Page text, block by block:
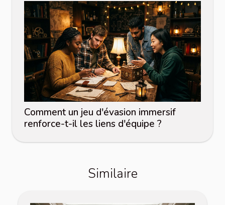
Comment un jeu d'évasion immersif
renforce-t-il les liens d'équipe ?
Similaire